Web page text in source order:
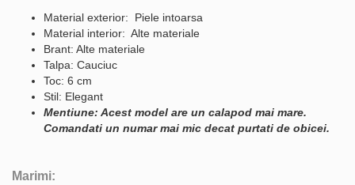
Material exterior: Piele intoarsa
Material interior: Alte materiale
Brant: Alte materiale
Talpa: Cauciuc
Toc: 6 cm
Stil: Elegant
Mentiune: Acest model are un calapod mai mare.
Comandati un numar mai mic decat purtati de obicei.
Marimi: